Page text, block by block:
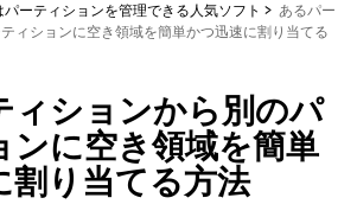
ーティションを管理できる人気ソフト > あるパー
ィションに空き領域を簡単かつ迅速に割り当てる
ィションから別のパ
ンに空き領域を簡単
割り当てる方法